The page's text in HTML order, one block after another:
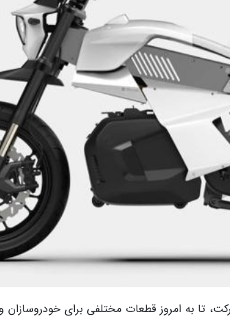
تا به امروز قطعات مختلفی برای خودروسازان و